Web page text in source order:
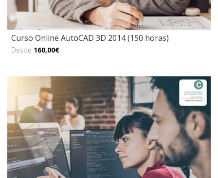
Curso Online AutoCAD 3D 2014 (150 horas)
Desde 160,00€